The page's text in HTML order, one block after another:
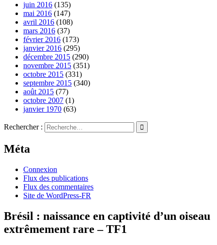
juin 2016 (135)
mai 2016 (147)
avril 2016 (108)
mars 2016 (37)
février 2016 (173)
janvier 2016 (295)
décembre 2015 (290)
novembre 2015 (351)
octobre 2015 (331)
septembre 2015 (340)
août 2015 (77)
octobre 2007 (1)
janvier 1970 (63)
Rechercher :
Méta
Connexion
Flux des publications
Flux des commentaires
Site de WordPress-FR
Brésil : naissance en captivité d’un oiseau
extrêmement rare – TF1